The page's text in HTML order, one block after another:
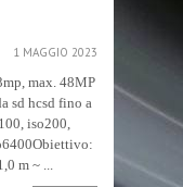
1 MAGGIO 2023
max. 48MP
sd hcsd fino a
iso200,
m ~ ...